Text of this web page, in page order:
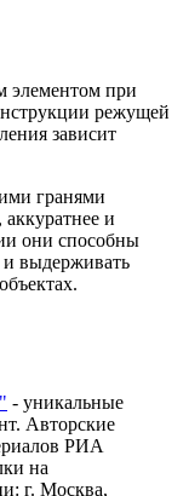
элементом при
режущей
зависит
гранями
и
они способны
и выдерживать
- уникальные
Авторские
РИА
на
г. Москва,